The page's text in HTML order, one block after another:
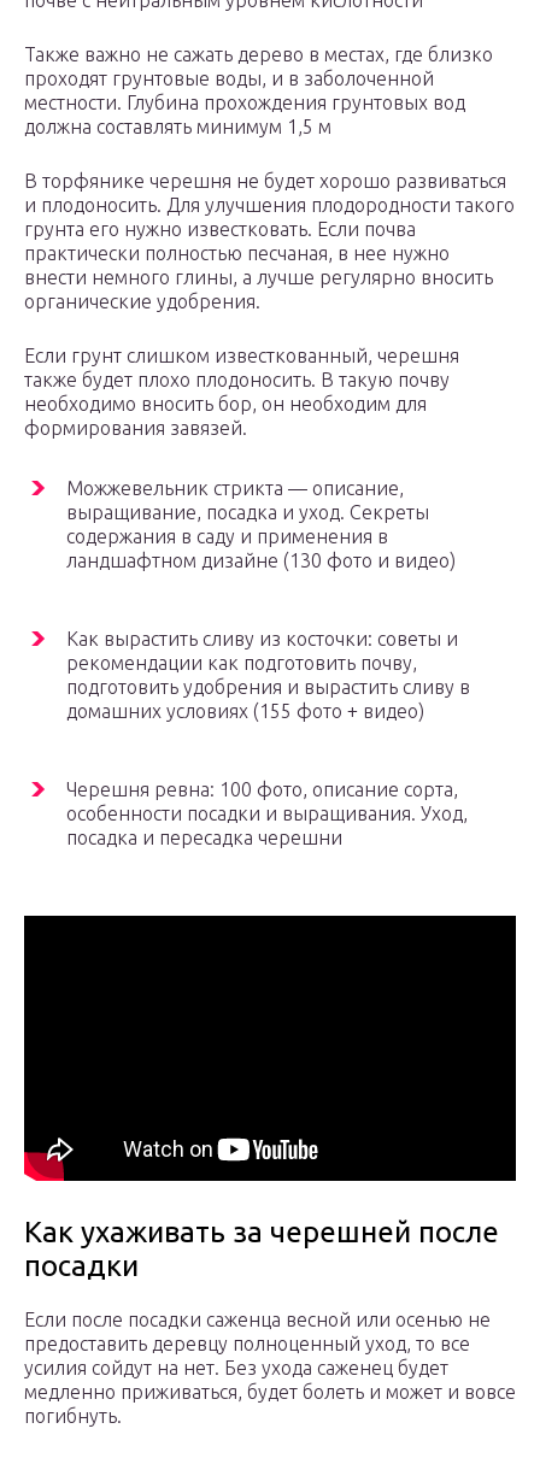
Также важно не сажать дерево в местах, где близко
проходят грунтовые воды, и в заболоченной
местности. Глубина прохождения грунтовых вод
должна составлять минимум 1,5 м
В торфянике черешня не будет хорошо развиваться
и плодоносить. Для улучшения плодородности такого
грунта его нужно известковать. Если почва
практически полностью песчаная, в нее нужно
внести немного глины, а лучше регулярно вносить
органические удобрения.
Если грунт слишком известкованный, черешня
также будет плохо плодоносить. В такую почву
необходимо вносить бор, он необходим для
формирования завязей.
Можжевельник стрикта — описание,
выращивание, посадка и уход. Секреты
содержания в саду и применения в
ландшафтном дизайне (130 фото и видео)
Как вырастить сливу из косточки: советы и
рекомендации как подготовить почву,
подготовить удобрения и вырастить сливу в
домашних условиях (155 фото + видео)
Черешня ревна: 100 фото, описание сорта,
особенности посадки и выращивания. Уход,
посадка и пересадка черешни
Как ухаживать за черешней после
посадки
Если после посадки саженца весной или осенью не
предоставить деревцу полноценный уход, то все
усилия сойдут на нет. Без ухода саженец будет
медленно приживаться, будет болеть и может и вовсе
погибнуть.